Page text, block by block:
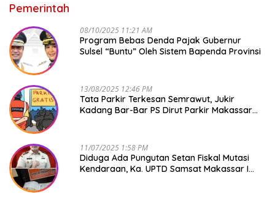
Pemerintah
08/10/2025 11:21 AM
Program Bebas Denda Pajak Gubernur
Sulsel “Buntu” Oleh Sistem Bapenda Provinsi
13/08/2025 12:46 PM
Tata Parkir Terkesan Semrawut, Jukir
Kadang Bar-Bar PS Dirut Parkir Makassar
11/07/2025 1:58 PM
Diduga Ada Pungutan Setan Fiskal Mutasi
Kendaraan, Ka. UPTD Samsat Makassar I